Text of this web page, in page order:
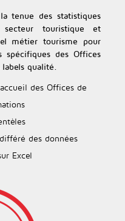
tenue des statistiques
touristique et
métier tourisme pour
spécifiques des Offices
qualité.
des Offices de
des données
Excel